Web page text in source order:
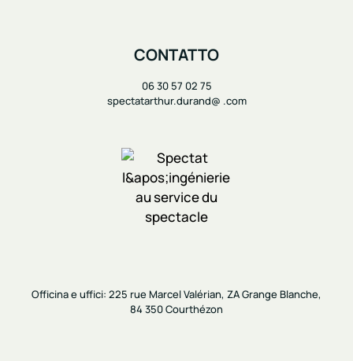
CONTATTO
06 30 57 02 75
spectatarthur.durand@ .com
Officina e uffici: 225 rue Marcel Valérian, ZA Grange Blanche,
84 350 Courthézon